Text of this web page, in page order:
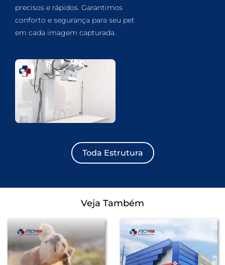
precisos e rápidos. Garantimos
conforto e segurança para seu pet
em cada imagem capturada.
Toda Estrutura
Veja Também